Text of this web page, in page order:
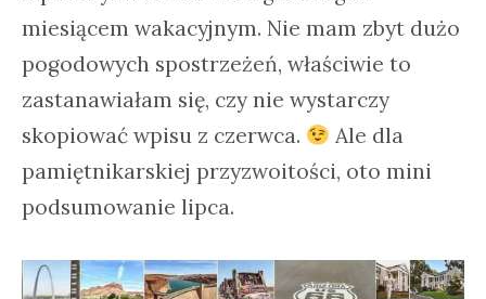
miesiącem wakacyjnym. Nie mam zbyt dużo
pogodowych spostrzeżeń, właściwie to
zastanawiałam się, czy nie wystarczy
skopiować wpisu z czerwca.
Ale dla
pamiętnikarskiej przyzwoitości, oto mini
podsumowanie lipca.